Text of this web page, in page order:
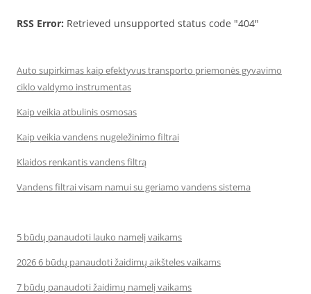
RSS Error: Retrieved unsupported status code "404"
Auto supirkimas kaip efektyvus transporto priemonės gyvavimo
ciklo valdymo instrumentas
Kaip veikia atbulinis osmosas
Kaip veikia vandens nugeležinimo filtrai
Klaidos renkantis vandens filtrą
Vandens filtrai visam namui su geriamo vandens sistema
5 būdų panaudoti lauko namelį vaikams
2026 6 būdų panaudoti žaidimų aikšteles vaikams
7 būdų panaudoti žaidimų namelį vaikams